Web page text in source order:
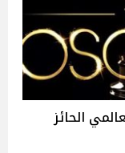
الحائز